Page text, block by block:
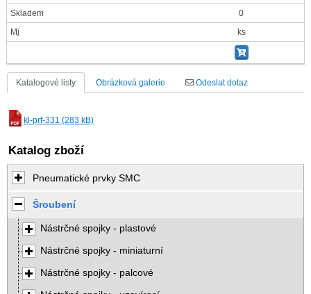
Skladem
0
Mj
ks
Katalogové listy Obrázková galerie Odeslat dotaz
kl-prf-331 (283 kB)
Katalog zboží
Pneumatické prvky SMC
Šroubení
Nástrčné spojky - plastové
Nástrčné spojky - miniaturní
Nástrčné spojky - palcové